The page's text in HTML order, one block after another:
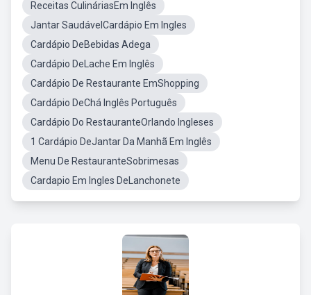
Receitas CulináriasEm Inglês
Jantar SaudávelCardápio Em Ingles
Cardápio DeBebidas Adega
Cardápio DeLache Em Inglês
Cardápio De Restaurante EmShopping
Cardápio DeChá Inglês Português
Cardápio Do RestauranteOrlando Ingleses
1 Cardápio DeJantar Da Manhã Em Inglês
Menu De RestauranteSobrimesas
Cardapio Em Ingles DeLanchonete